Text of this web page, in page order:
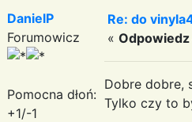
DanielP
Forumowicz
Pomocna dłoń:
+1/-1
Re: do
« Odpowiedz
Dobre dobre,
Tylko czy to